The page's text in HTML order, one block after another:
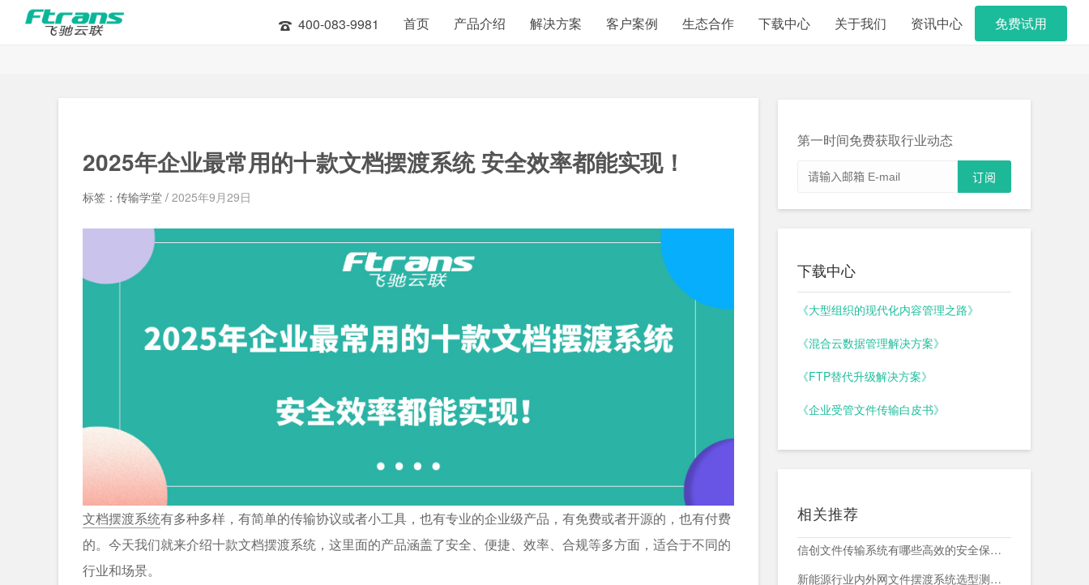
400-083-9981 首页 产品介绍 解决方案 客户案例 生态合作 下载中心 关于我们 资讯中心 免费试用
2025年企业最常用的十款文档摆渡系统安全效率都能实现！
标签：传输学堂 / 2025年9月29日
文档摆渡系统有多种多样，有简单的传输协议或者小工具，也有专业的企业级产品，有免费或者开源的，也有付费
的。今天我们就来介绍十款文档摆渡系统，这里面的产品涵盖了安全、便捷、效率、合规等多方面，适合于不同的
行业和场景。
第一时间免费获取行业动态
下载中心
《大型组织的现代化内容管理之路》
《混合云数据管理解决方案》
《FTP替代升级解决方案》
《企业受管文件传输白皮书》
相关推荐
信创文件传输系统有哪些高效的安全保障措施？
新能源行业内外网文件摆渡系统选型测评，附头部企业跨网部署案例